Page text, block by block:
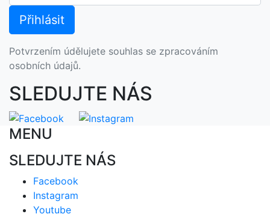
Potvrzením údělujete souhlas se zpracováním
osobních údajů.
SLEDUJTE NÁS
MENU
SLEDUJTE NÁS
Facebook
Instagram
Youtube